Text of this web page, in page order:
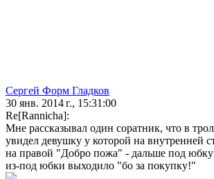
Сергей Форм Гладков
30 янв. 2014 г., 15:31:00
Re[Rannicha]:
Мне рассказывал один соратник, что в
увидел девушку у которой на внутренней
на правой "Добро пожа" - дальше под
из-под юбки выходило "бо за покупку!"